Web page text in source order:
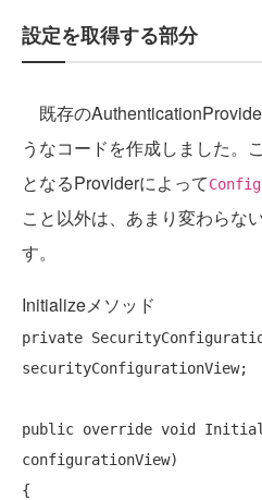
設定を取得する部分
既存の
うなコードを作成しました。
となるProviderによって
こと以外は、あまり変わらな
す。
Initializeメソッド
private
securityConfigurationView;
public override void
configurationView)
{